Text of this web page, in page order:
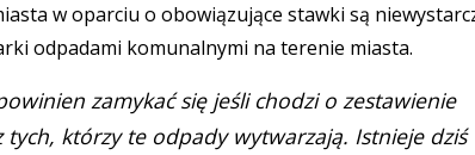
w oparciu o obowiązujące stawki są
odpadami komunalnymi na terenie miasta.
zamykać się jeśli chodzi o zestawienie
którzy te odpady wytwarzają. Istnieje dziś